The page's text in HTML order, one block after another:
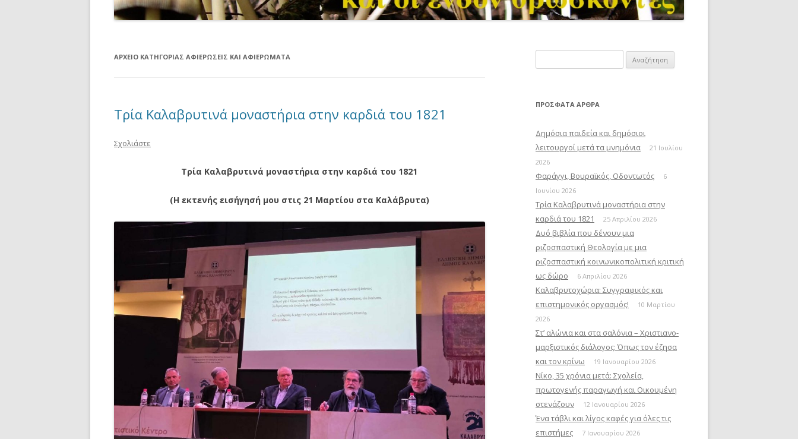
ΑΡΧΕΊΟ ΚΑΤΗΓΟΡΊΑΣ ΑΦΙΕΡΏΣΕΙΣ ΚΑΙ ΑΦΙΕΡΏΜΑΤΑ
Τρία Καλαβρυτινά μοναστήρια στην καρδιά του 1821
Σχολιάστε
Τρία Καλαβρυτινά μοναστήρια στην καρδιά του 1821
(Η εκτενής εισήγησή μου στις 21 Μαρτίου στα Καλάβρυτα)
για:
ΠΡΌΣΦΑΤΑ ΆΡΘΡΑ
Δημόσια παιδεία και δημόσιοι
λειτουργοί μετά τα μνημόνια
21 Ιουλίου
2026
Φαράγγι, Βουραϊκός, Οδοντωτός
6
Ιουνίου 2026
Τρία Καλαβρυτινά μοναστήρια στην
καρδιά του 1821
25 Απριλίου 2026
Δυό βιβλία που δένουν μια
ριζοσπαστική Θεολογία με μια
ριζοσπαστική κοινωνικοπολιτική κριτική
ως δώρο
6 Απριλίου 2026
Καλαβρυτοχώρια: Συγγραφικός και
επιστημονικός οργασμός!
10 Μαρτίου
2026
Στ’ αλώνια και στα σαλόνια – Χριστιανο-
μαρξιστικός διάλογος: Όπως τον έζησα
και τον κρίνω
19 Ιανουαρίου 2026
Νίκο, 35 χρόνια μετά: Σχολεία,
πρωτογενής παραγωγή και Οικουμένη
στενάζουν
12 Ιανουαρίου 2026
Ένα τάβλι και λίγος καφές για όλες τις
επιστήμες
7 Ιανουαρίου 2026